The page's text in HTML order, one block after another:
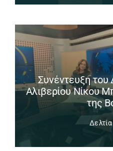
Συνέντευξη
Αλιβερίου Νίκου
της